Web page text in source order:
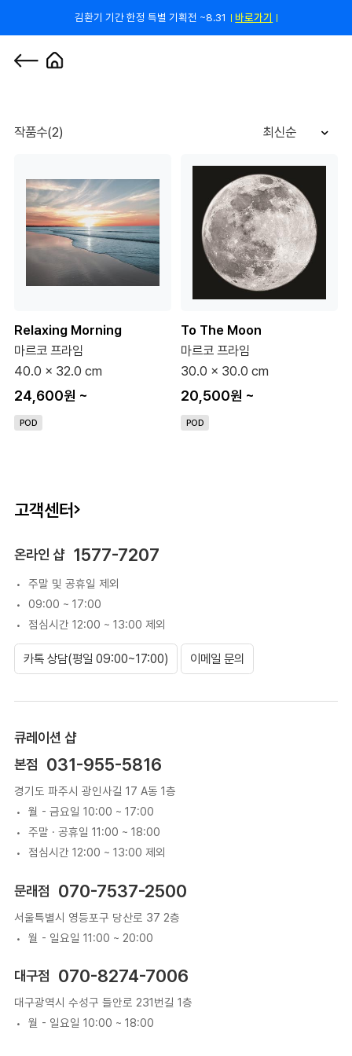
김환기 기간 한정 특별 기획전 ~8.31 바로가기
쿠폰 줄게, 친구 하자! 카카오톡 친구 추가하고 할인 쿠폰 받자!
작품수(2) 최신순
Relaxing Morning
마르코 프라임
40.0 x 32.0 cm
24,600원 ~
POD
To The Moon
마르코 프라임
30.0 x 30.0 cm
20,500원 ~
POD
고객센터
온라인 샵 1577-7207
주말 및 공휴일 제외
09:00 ~ 17:00
점심시간 12:00 ~ 13:00 제외
카톡 상담(평일 09:00~17:00) 이메일 문의
큐레이션 샵
본점
031-955-5816
경기도 파주시 광인사길 17 A동 1층
월 - 금요일 10:00 ~ 17:00
주말 · 공휴일 11:00 ~ 18:00
점심시간 12:00 ~ 13:00 제외
문래점 070-7537-2500
서울특별시 영등포구 당산로 37 2층
월 - 일요일 11:00 ~ 20:00
대구점 070-8274-7006
대구광역시 수성구 들안로 231번길 1층
월 - 일요일 10:00 ~ 18:00